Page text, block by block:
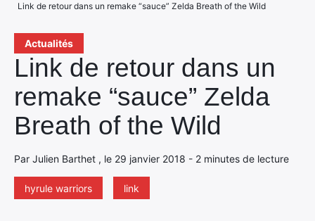
Actualités
Link de retour dans un
remake “sauce” Zelda
Breath of the Wild
Par Julien Barthet , le 29 janvier 2018 - 2 minutes de lecture
hyrule warriors link
Link de retour dans un remake “sauce” Zelda Breath of the Wild